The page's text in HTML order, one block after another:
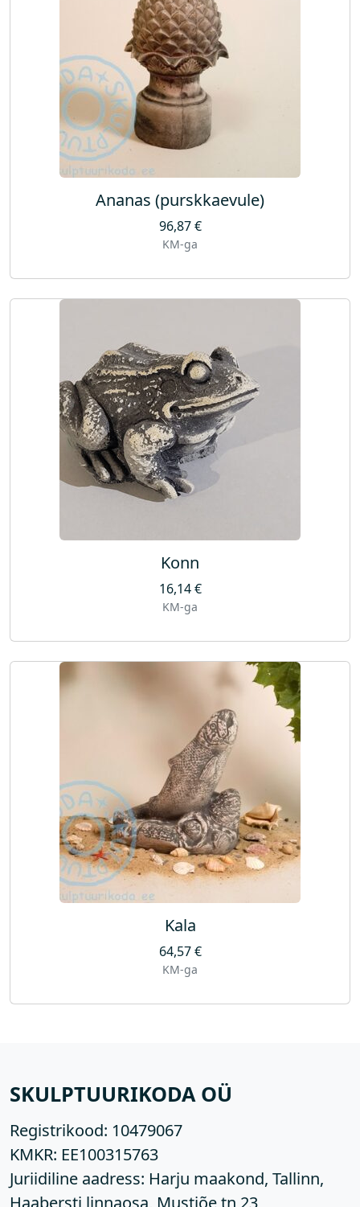
Ananas (purskkaevule)
96,87€
KM-ga
Konn
16,14€
KM-ga
Kala
64,57€
KM-ga
SKULPTUURIKODA OÜ
Registrikood: 10479067
KMKR: EE100315763
Juriidiline aadress: Harju maakond, Tallinn,
Haabersti linnaosa, Mustjõe tn 23